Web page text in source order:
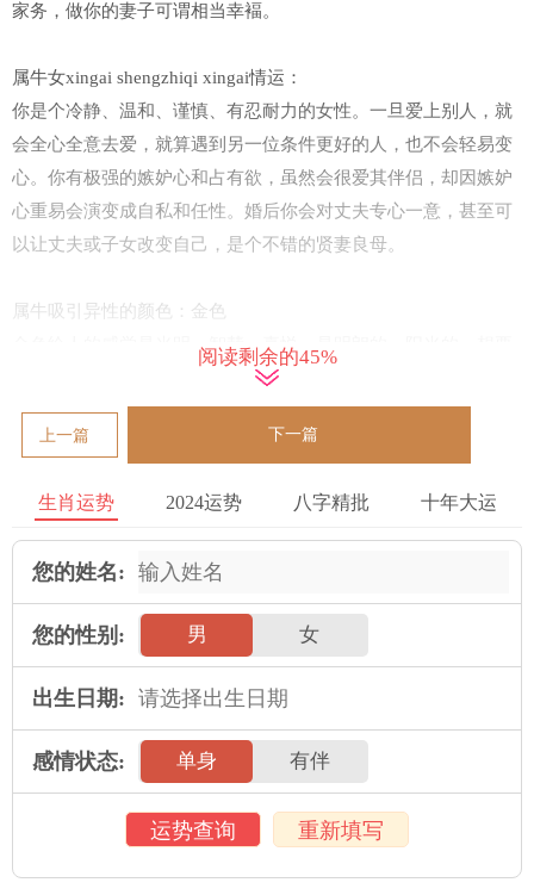
家务，做你的妻子可谓相当幸褔。
属牛女xingai shengzhiqi xingai情运：
你是个冷静、温和、谨慎、有忍耐力的女性。一旦爱上别人，就
会全心全意去爱，就算遇到另一位条件更好的人，也不会轻易变
心。你有极强的嫉妒心和占有欲，虽然会很爱其伴侣，却因嫉妒
心重易会演变成自私和任性。婚后你会对丈夫专心一意，甚至可
以让丈夫或子女改变自己，是个不错的贤妻良母。
属牛吸引异性的颜色：金色
金色给人的感觉是光明、智慧、喜悦，是明朗的、阳光的。想要
招桃花的小牛不妨把自己打扮得闪闪发亮，成为人海中的焦点，
那么异性的目光自然就会随你而动！
牛的人，最为适当伴侣、贵人、理想拍挡和克星：
属牛的你与生肖属鼠的人，是***贵人，也是是最为适当伴侣，
常言说，牛遇鼠贵有福。
属牛的你与生肖属鸡的人，是三合吉配，理想拍挡，可成好友，
属牛的你与生肖属蛇的人，是三合吉配，可成拍挡，亦有助力，
常言说，牛遇蛇真有德。
属牛的你与生肖属羊的人，犯六冲，你的克星，避之则吉，常言
说，牛遇羊则冲煞。
属牛的你与生肖属马的人，犯相害，易生摩擦，常言说，牛遇马
则没法。
阅读剩余的45%
上一篇 下一篇
生肖运势 2024运势 八字精批 十年大运
您的姓名:
您的性别: 男 女
出生日期:
感情状态: 单身 有伴
运势查询 重新填写